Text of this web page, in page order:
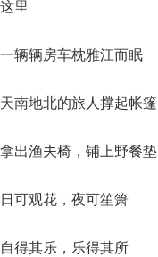
这里
一辆辆房车枕雅江而眠
天南地北的旅人撑起帐篷
拿出渔夫椅，铺上野餐垫
日可观花，夜可笙箫
自得其乐，乐得其所